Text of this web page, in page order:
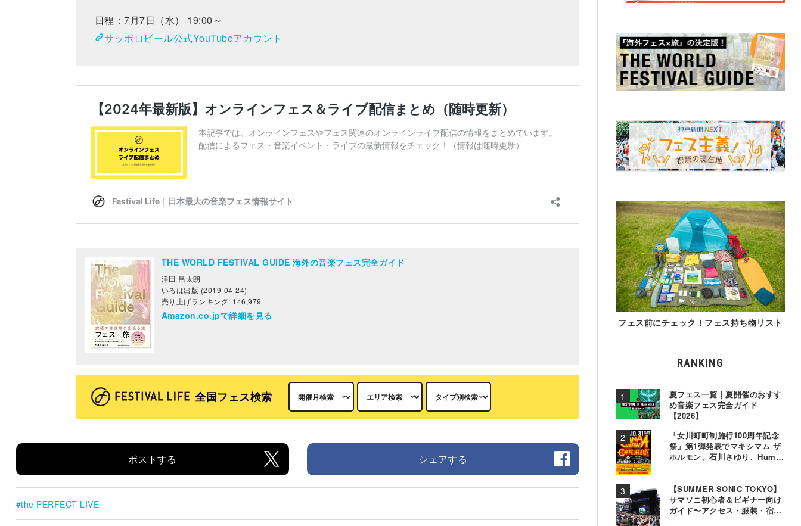
日程：7月7日（水） 19:00～
サッポロビール公式YouTubeアカウント
THE WORLD FESTIVAL GUIDE 海外の音楽フェス完全ガイド
津田 昌太朗
いろは出版 (2019-04-24)
売り上げランキング: 146,979
Amazon.co.jpで詳細を見る
全国フェス検索
ポストする シェアする
the PERFECT LIVE
フェス前にチェック！フェス持ち物リスト
RANKING
夏フェス一覧｜夏開催のおすす
め音楽フェス完全ガイド
【2026】
「女川町町制施行100周年記念
祭」第1弾発表でマキシマム ザ
ホルモン、石川さゆり、Hump
【SUMMER SONIC TOKYO】
サマソニ初心者＆ビギナー向け
ガイド〜アクセス・服装・宿泊